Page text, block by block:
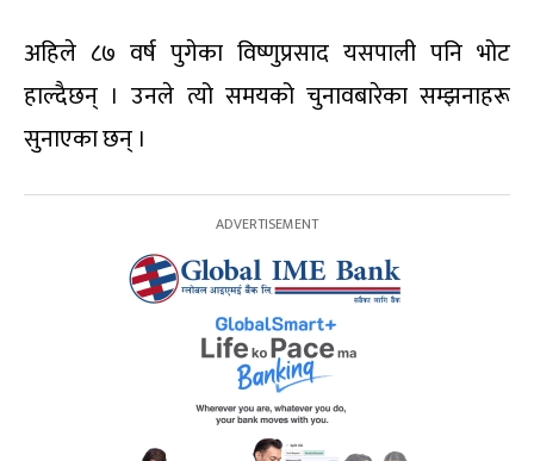
अहिले ८७ वर्ष पुगेका विष्णुप्रसाद यसपाली पनि भोट
हाल्दैछन् । उनले त्यो समयको चुनावबारेका सम्झनाहरू
सुनाएका छन् ।